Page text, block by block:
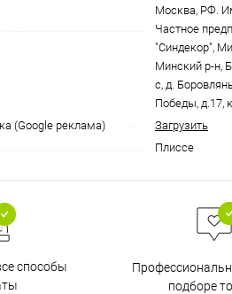
Москва, РФ.
Частное
"Синдекор",
Минский р-н,
с, д.
Победы, д.17,
(Google реклама)
Загрузить
Плиссе
способы
подборе